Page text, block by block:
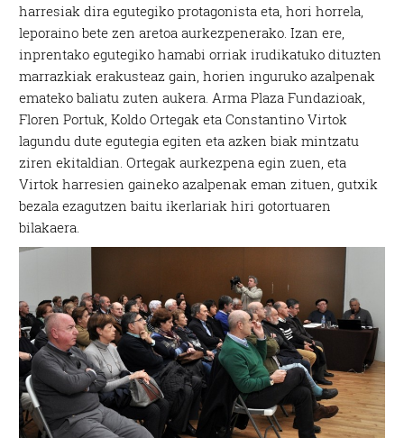
harresiak dira egutegiko protagonista eta, hori horrela,
leporaino bete zen aretoa aurkezpenerako. Izan ere,
inprentako egutegiko hamabi orriak irudikatuko dituzten
marrazkiak erakusteaz gain, horien inguruko azalpenak
emateko baliatu zuten aukera. Arma Plaza Fundazioak,
Floren Portuk, Koldo Ortegak eta Constantino Virtok
lagundu dute egutegia egiten eta azken biak mintzatu
ziren ekitaldian. Ortegak aurkezpena egin zuen, eta
Virtok harresien gaineko azalpenak eman zituen, gutxik
bezala ezagutzen baitu ikerlariak hiri gotortuaren
bilakaera.